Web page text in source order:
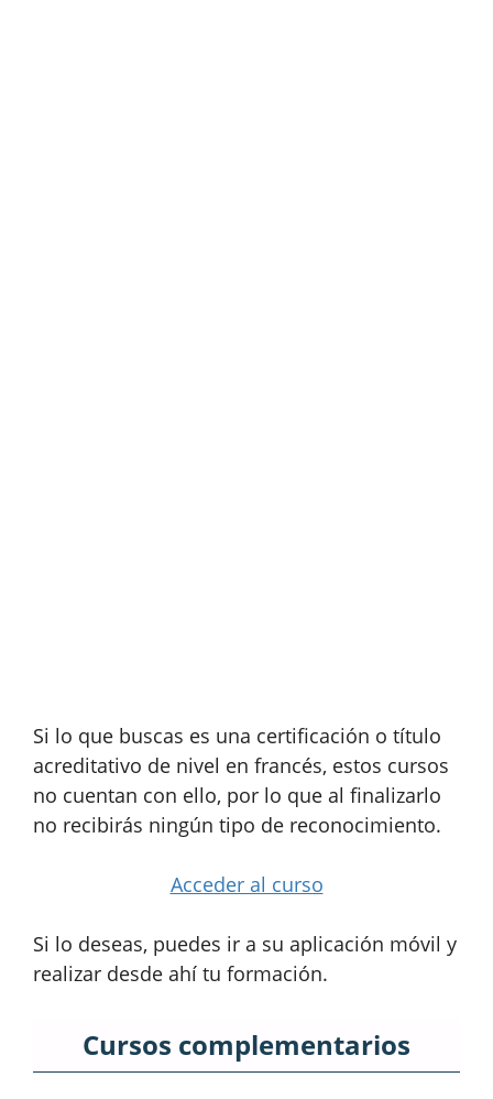
Si lo que buscas es una certificación o título
acreditativo de nivel en francés, estos cursos
no cuentan con ello, por lo que al finalizarlo
no recibirás ningún tipo de reconocimiento.
Acceder al curso
Si lo deseas, puedes ir a su aplicación móvil y
realizar desde ahí tu formación.
Cursos complementarios